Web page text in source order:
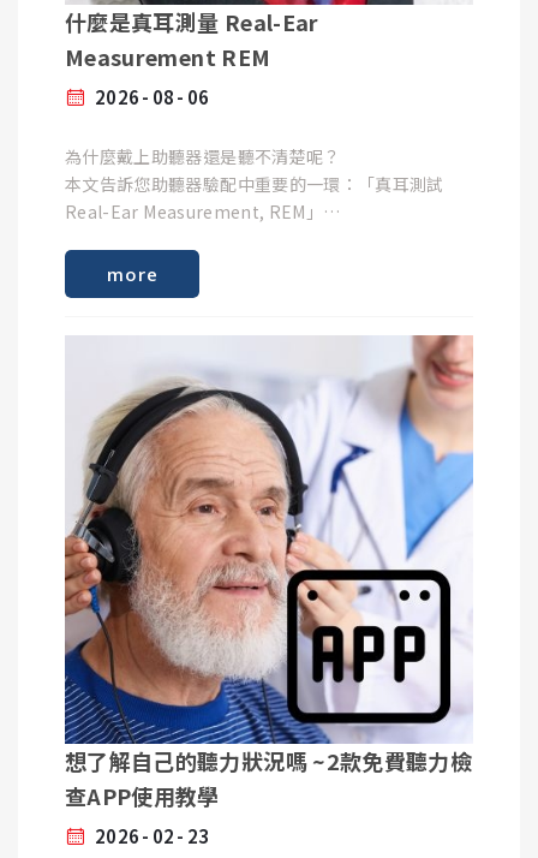
06
08
2026
什麼是真耳測量 Real-Ear
Measurement REM
為什麼戴上助聽器還是聽不清楚呢？
本文告訴您助聽器驗配中重要的一環：「真耳測試
Real-Ear Measurement, REM」
許多初次配戴助聽器的人常遇到這樣的困擾：明明已
規格，但戴上後不是覺得聲音刺耳、太吵，就是聲音
太小、依舊聽不清楚。問題究竟出在哪裡？答案往往
在於少了驗配過程中至關重要的一步——真耳測試。
什麼是真耳測試
真耳測試是目前國際公認的助聽器驗配標準。簡單來
說，它是一套在使用者耳道內進行的客觀聲音測量技
術。過去的助聽器調整，大多依賴電腦軟體的「預估
值」。然而，電腦軟體假設每個人的耳道都是標準形
狀，但事實上，每個人的耳道結構、長度、彎曲度、
體積等等都不相同，好比指紋一樣獨一無二。「真耳
測試」就是要試著站在病人的角度，讓選配人員更了
解助聽器使用者實際聽到的聲音。
more
23
02
2026
想了解自己的聽力狀況嗎 ~2款免費聽力檢
查APP使用教學